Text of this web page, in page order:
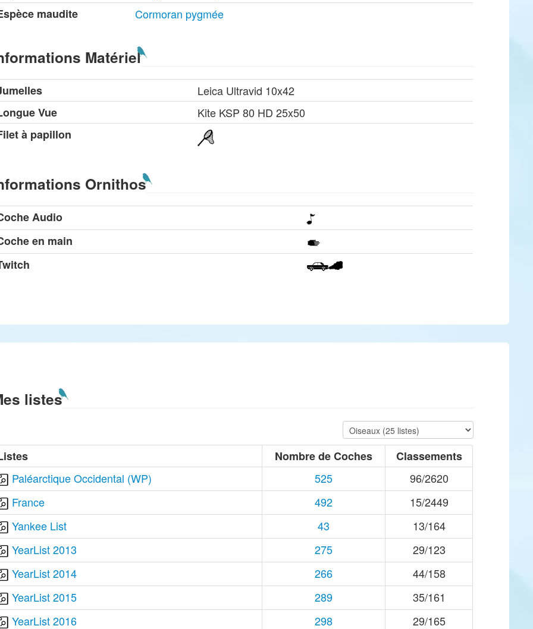
maudite
Cormoran pygmée
Matériel
Leica Ultravid 10x42
Vue
Kite KSP 80 HD 25x50
à papillon
Ornithos
Audio
en main
listes
Nombre de Coches
Classements
Paléarctique Occidental (WP)
525
96/2620
France
492
15/2449
Yankee List
43
13/164
YearList 2013
275
29/123
YearList 2014
266
44/158
YearList 2015
289
35/161
YearList 2016
298
29/165